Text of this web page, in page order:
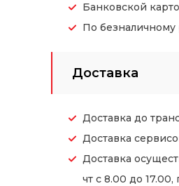
Банковской
По безналичному
Доставка
Доставка до
Доставка
Доставка
чт с 8.00 до